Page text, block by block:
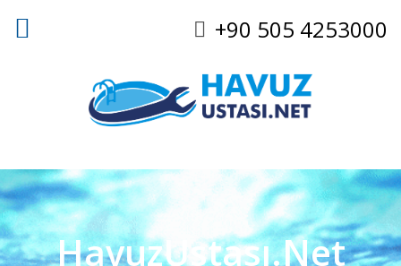
+90 505 4253000
HavuzUstası.Net